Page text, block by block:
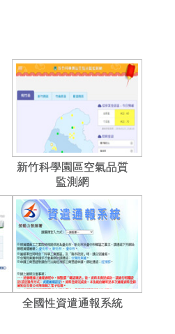
新竹科學園區空氣品質
監測網
全國性資遣通報系統